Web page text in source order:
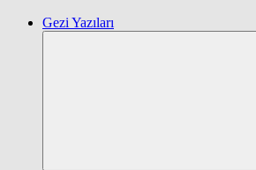
Gezi Yazıları